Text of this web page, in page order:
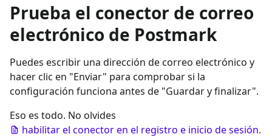
Prueba el conector de correo
electrónico de Postmark
Puedes escribir una dirección de correo electrónico y
hacer clic en "Enviar" para comprobar si la
configuración funciona antes de "Guardar y finalizar".
Eso es todo. No olvides
habilitar el conector en el registro e inicio de sesión.